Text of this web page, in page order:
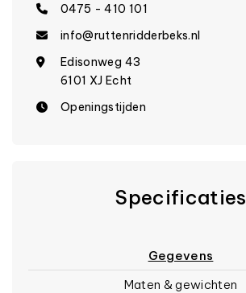
0475 - 410 101
info@ruttenridderbeks.nl
Edisonweg 43
6101 XJ Echt
Openingstijden
Specificaties
Gegevens
Maten & gewichten